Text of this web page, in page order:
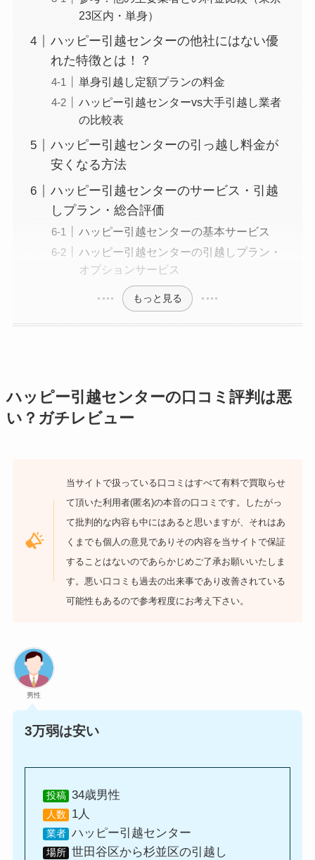
23区内・単身）
ハッピー引越センターの他社にはない優
れた特徴とは！？
単身引越し定額プランの料金
ハッピー引越センターvs大手引越し業者
の比較表
ハッピー引越センターの引っ越し料金が
安くなる方法
ハッピー引越センターのサービス・引越
しプラン・総合評価
ハッピー引越センターの基本サービス
ハッピー引越センターの引越しプラン・
オプションサービス
もっと見る
ハッピー引越センターの口コミ評判は悪
い？ガチレビュー
当サイトで扱っている口コミはすべて有料で買取らせ
て頂いた利用者(匿名)の本音の口コミです。したがっ
て批判的な内容も中にはあると思いますが、それはあ
くまでも個人の意見でありその内容を当サイトで保証
することはないのであらかじめご了承お願いいたしま
す。悪い口コミも過去の出来事であり改善されている
可能性もあるので参考程度にお考え下さい。
男性
3万弱は安い
投稿 34歳男性
人数 1人
業者 ハッピー引越センター
場所 世田谷区から杉並区の引越し